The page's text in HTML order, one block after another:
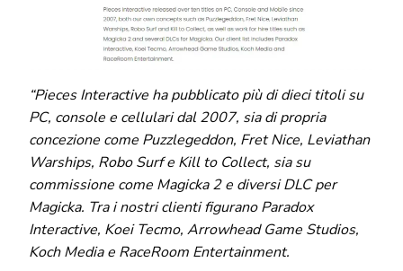
“Pieces Interactive ha pubblicato più di dieci titoli su
PC, console e cellulari dal 2007, sia di propria
concezione come Puzzlegeddon, Fret Nice, Leviathan
Warships, Robo Surf e Kill to Collect, sia su
commissione come Magicka 2 e diversi DLC per
Magicka. Tra i nostri clienti figurano Paradox
Interactive, Koei Tecmo, Arrowhead Game Studios,
Koch Media e RaceRoom Entertainment.